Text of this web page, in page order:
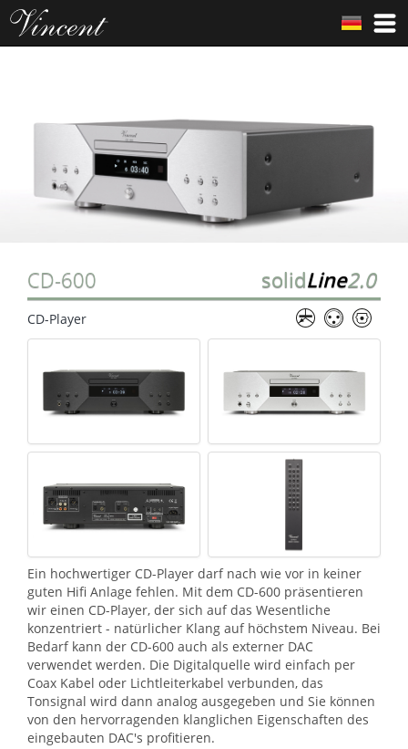
CD-600 solidLine2.0
CD-Player
Ein hochwertiger CD-Player darf nach wie vor in keiner
guten Hifi Anlage fehlen. Mit dem CD-600 präsentieren
wir einen CD-Player, der sich auf das Wesentliche
konzentriert - natürlicher Klang auf höchstem Niveau. Bei
Bedarf kann der CD-600 auch als externer DAC
verwendet werden. Die Digitalquelle wird einfach per
Coax Kabel oder Lichtleiterkabel verbunden, das
Tonsignal wird dann analog ausgegeben und Sie können
von den hervorragenden klanglichen Eigenschaften des
eingebauten DAC's profitieren.